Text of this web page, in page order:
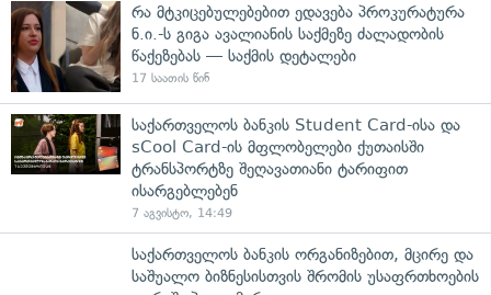
რა მტკიცებულებებით ედავება პროკურატურა
ნ.ი.-ს გიგა ავალიანის საქმეზე ძალადობის
წაქეზებას — საქმის დეტალები
17 საათის წინ
საქართველოს ბანკის Student Card-ისა და
sCool Card-ის მფლობელები ქუთაისში
ტრანსპორტზე შეღავათიანი ტარიფით
ისარგებლებენ
7 აგვისტო, 14:49
საქართველოს ბანკის ორგანიზებით, მცირე და
საშუალო ბიზნესისთვის შრომის უსაფრთხოების